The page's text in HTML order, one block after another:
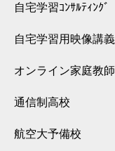
自宅学習ｺﾝｻﾙﾃｨﾝｸﾞ
自宅学習用映像講義
オンライン家庭教師
通信制高校
航空大予備校